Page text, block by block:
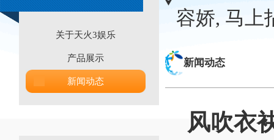
关于天火3娱乐
产品展示
新闻动态
容娇, 马上
新闻动态
风吹衣